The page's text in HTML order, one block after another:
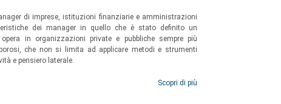
Capitale Umano.
“40 anni di formazione manageriale.
via italiana alla management education, le
a livello nazionale ed internazionale, vuole
manageriale e le attività ad essa connesse
per costruire un futuro migliore.
di imprese, istituzioni finanziarie e amministrazioni
dei manager in quello che è stato definito un
in organizzazioni private e pubbliche sempre più
che non si limita ad applicare metodi e strumenti
e pensiero laterale.
Scopri di più